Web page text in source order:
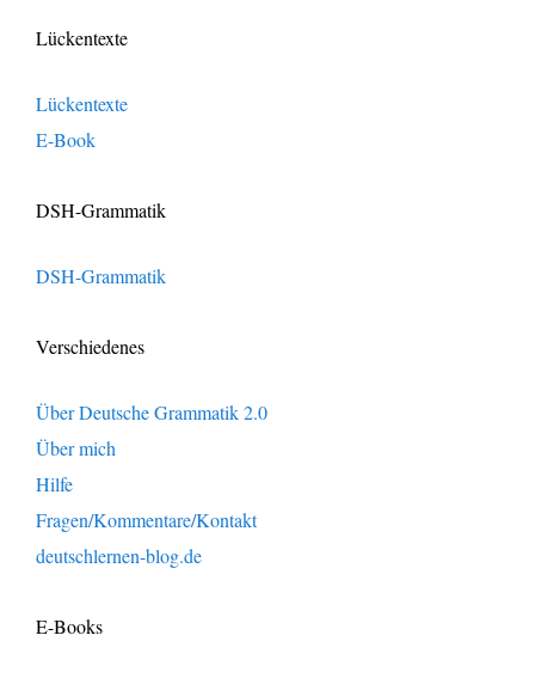
Lückentexte
Lückentexte
E-Book
DSH-Grammatik
DSH-Grammatik
Verschiedenes
Über Deutsche Grammatik 2.0
Über mich
Hilfe
Fragen/Kommentare/Kontakt
deutschlernen-blog.de
E-Books